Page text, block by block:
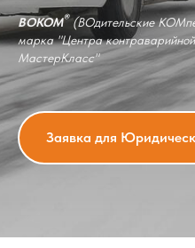
ВОКОМ® (ВОдительские
марка "Центра контраварийной
МастерКласс"
Заявка для